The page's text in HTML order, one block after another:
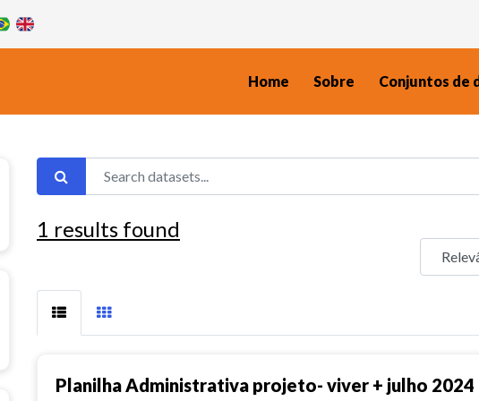
Home Sobre Conjuntos de
1 results found
Planilha Administrativa projeto- viver + julho 2024